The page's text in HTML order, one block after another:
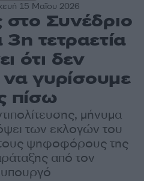
15 Μαΐου 2026
Συνέδριο
τετραετία
ότι δεν
γυρίσουμε
πίσω
μήνυμα
των εκλογών του
ψηφοφόρους της
από τον